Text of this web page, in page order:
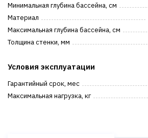
Минимальная глубина бассейна, см
Материал
Максимальная глубина бассейна, см
Толщина стенки, мм
Условия эксплуатации
Гарантийный срок, мес
Максимальная нагрузка, кг